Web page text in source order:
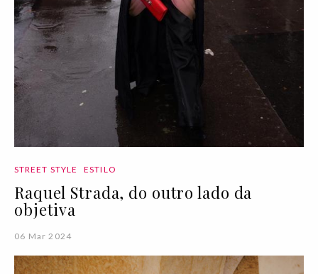
STREET STYLE ESTILO
Raquel Strada, do outro lado da
objetiva
06 Mar 2024